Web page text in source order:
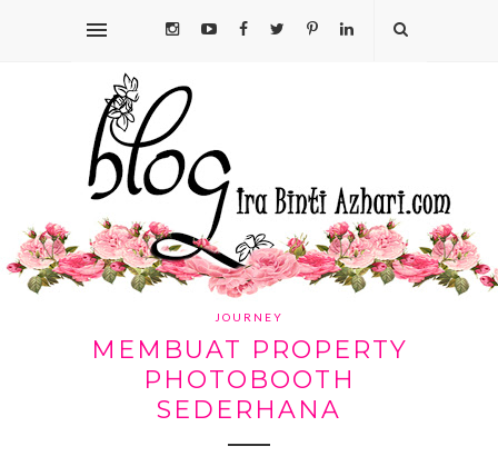
JOURNEY
MEMBUAT PROPERTY
PHOTOBOOTH
SEDERHANA